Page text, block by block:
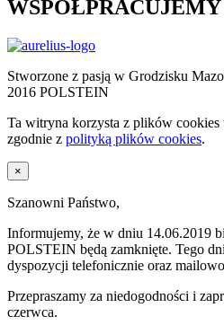
Stworzone z pasją w Grodzisku
2016 POLSTEIN
Ta witryna korzysta z plików cookies
zgodnie z polityką plików cookies.
×
Szanowni Państwo,
Informujemy, że w dniu 14.06.2019
POLSTEIN będą zamknięte. Tego
dyspozycji telefonicznie oraz
Przepraszamy za niedogodności i
czerwca.